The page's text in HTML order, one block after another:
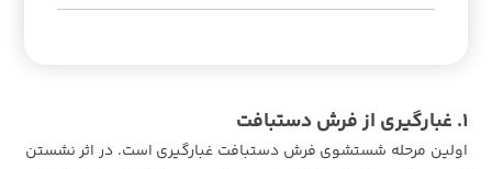
1. غبارگیری از فرش دستبافت
اولین مرحله شستشوی فرش دستبافت غبارگیری است. در اثر نشستن